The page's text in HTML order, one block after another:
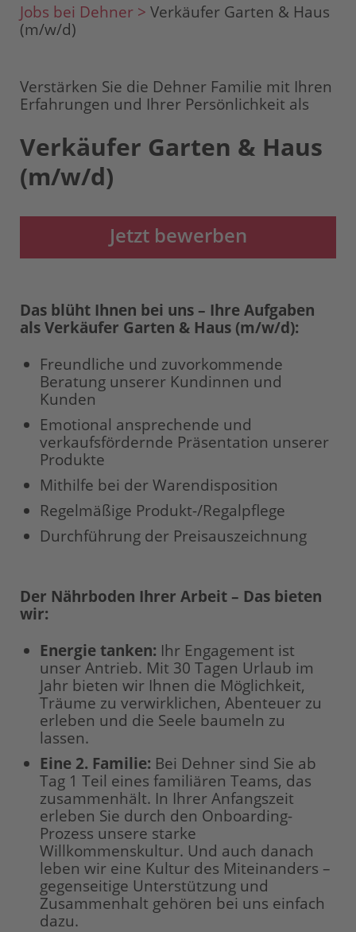
Jobs bei Dehner > Verkäufer Garten & Haus
(m/w/d)
Verstärken Sie die Dehner Familie mit Ihren
Erfahrungen und Ihrer Persönlichkeit als
Verkäufer Garten & Haus
(m/w/d)
Jetzt bewerben
Das blüht Ihnen bei uns – Ihre Aufgaben
als Verkäufer Garten & Haus (m/w/d):
Freundliche und zuvorkommende
Beratung unserer Kundinnen und
Kunden
Emotional ansprechende und
verkaufsfördernde Präsentation unserer
Produkte
Mithilfe bei der Warendisposition
Regelmäßige Produkt-/Regalpflege
Durchführung der Preisauszeichnung
Der Nährboden Ihrer Arbeit – Das bieten
wir:
Energie tanken: Ihr Engagement ist
unser Antrieb. Mit 30 Tagen Urlaub im
Jahr bieten wir Ihnen die Möglichkeit,
Träume zu verwirklichen, Abenteuer zu
erleben und die Seele baumeln zu
lassen.
Eine 2. Familie: Bei Dehner sind Sie ab
Tag 1 Teil eines familiären Teams, das
zusammenhält. In Ihrer Anfangszeit
erleben Sie durch den Onboarding-
Prozess unsere starke
Willkommenskultur. Und auch danach
leben wir eine Kultur des Miteinanders –
gegenseitige Unterstützung und
Zusammenhalt gehören bei uns einfach
dazu.